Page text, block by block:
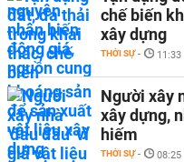
chế biến
xây dựng
THỜI SỰ -
Người xây
xây dựng,
hiếm
THỜI SỰ -